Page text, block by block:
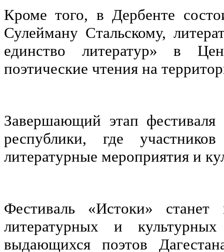
Кроме того, в Дербенте
Сулейману Стальскому,
единство литератур» в
поэтические чтения на
Завершающий этап
республики, где
литературные мероприятия и
Фестиваль «Истоки»
литературных и культурных
выдающихся поэтов